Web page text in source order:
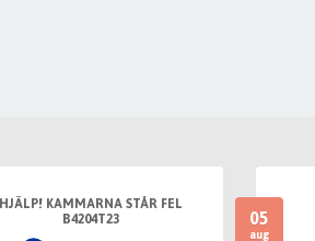
HJÄLP! KAMMARNA STÅR FEL
B4204T23
05
aug